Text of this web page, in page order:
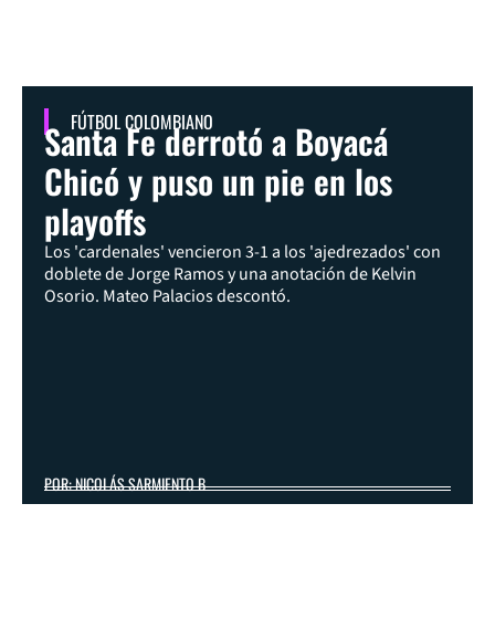
FÚTBOL COLOMBIANO
Santa Fe derrotó a Boyacá
Chicó y puso un pie en los
playoffs
Los 'cardenales' vencieron 3-1 a los 'ajedrezados' con
doblete de Jorge Ramos y una anotación de Kelvin
Osorio. Mateo Palacios descontó.
POR: NICOLÁS SARMIENTO B